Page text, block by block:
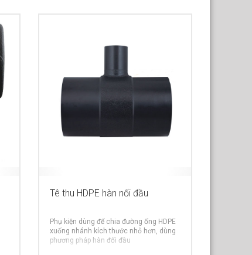
Tê thu HDPE hàn nối đầu
Phụ kiện dùng để chia đường ống HDPE
xuống nhánh kích thước nhỏ hơn, dùng
phương pháp hàn đối đầu